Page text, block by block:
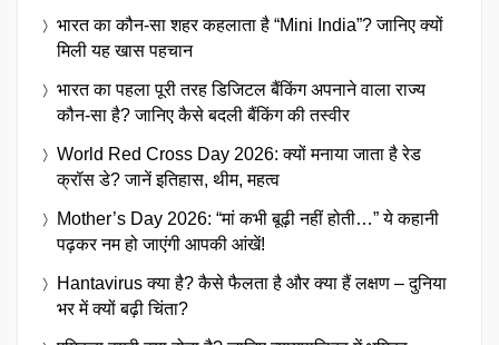
भारत का कौन-सा शहर कहलाता है “Mini India”? जानिए क्यों
मिली यह खास पहचान
भारत का पहला पूरी तरह डिजिटल बैंकिंग अपनाने वाला राज्य
कौन-सा है? जानिए कैसे बदली बैंकिंग की तस्वीर
World Red Cross Day 2026: क्यों मनाया जाता है रेड
क्रॉस डे? जानें इतिहास, थीम, महत्व
Mother’s Day 2026: “मां कभी बूढ़ी नहीं होती…” ये कहानी
पढ़कर नम हो जाएंगी आपकी आंखें!
Hantavirus क्या है? कैसे फैलता है और क्या हैं लक्षण – दुनिया
भर में क्यों बढ़ी चिंता?